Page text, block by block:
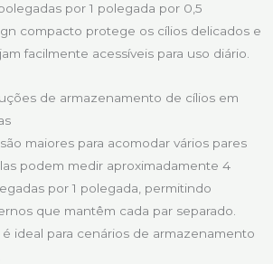
por 1 polegada por 0,5
compacto protege os cílios delicados e
facilmente acessíveis para uso diário.
de armazenamento de cílios em
maiores para acomodar vários pares
podem medir aproximadamente 4
por 1 polegada, permitindo
que mantêm cada par separado.
ideal para cenários de armazenamento